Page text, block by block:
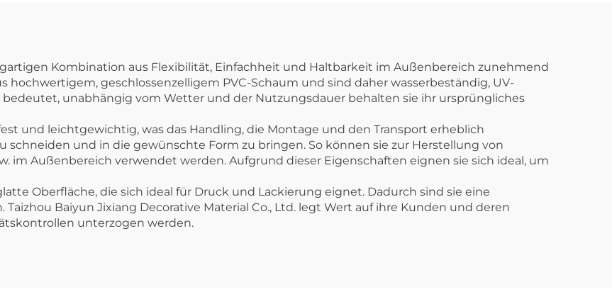
Kombination aus Flexibilität, Einfachheit und Haltbarkeit im Außenbereich zunehmend
hochwertigem, geschlossenzelligem PVC-Schaum und sind daher wasserbeständig, UV-
unabhängig vom Wetter und der Nutzungsdauer behalten sie ihr ursprüngliches
und leichtgewichtig, was das Handling, die Montage und den Transport erheblich
schneiden und in die gewünschte Form zu bringen. So können sie zur Herstellung von
im Außenbereich verwendet werden. Aufgrund dieser Eigenschaften eignen sie sich ideal, um
Oberfläche, die sich ideal für Druck und Lackierung eignet. Dadurch sind sie eine
Baiyun Jixiang Decorative Material Co., Ltd. legt Wert auf ihre Kunden und deren
unterzogen werden.